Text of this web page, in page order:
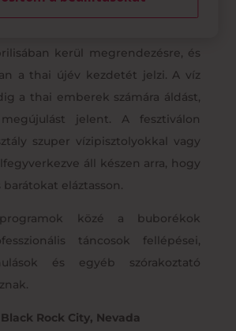
kerül megrendezésre, és
a thai újév kezdetét jelzi. A víz
a thai emberek számára áldást,
jelent. A fesztiválon
szuper vízipisztolyokkal vagy
áll készen arra, hogy
eláztasson.
közé a buborékok
táncosok fellépései,
és egyéb szórakoztató
Rock City, Nevada